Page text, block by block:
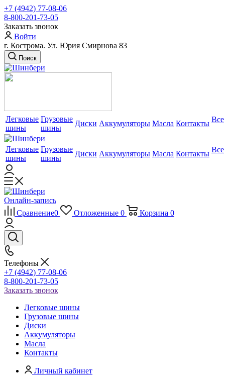
+7 (4942) 77-08-06
8-800-201-73-05
Заказать звонок
Войти
г. Кострома. Ул. Юрия Смирнова 83
Поиск
Легковые
шины
Грузовые
шины
Диски Аккумуляторы Масла Контакты Все
Легковые
шины
Грузовые
шины
Диски Аккумуляторы Масла Контакты Все
Онлайн-запись
Сравнение0 Отложенные 0 Корзина 0
Телефоны
+7 (4942) 77-08-06
8-800-201-73-05
Заказать звонок
Легковые шины
Грузовые шины
Диски
Аккумуляторы
Масла
Контакты
Личный кабинет